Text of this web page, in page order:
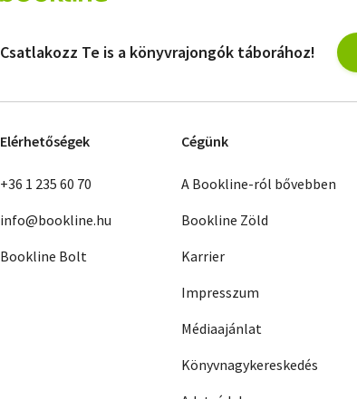
Csatlakozz Te is a könyvrajongók táborához!
Elérhetőségek
+36 1 235 60 70
info@bookline.hu
Bookline Bolt
Cégünk
A Bookline-ról bővebben
Bookline Zöld
Karrier
Impresszum
Médiaajánlat
Könyvnagykereskedés